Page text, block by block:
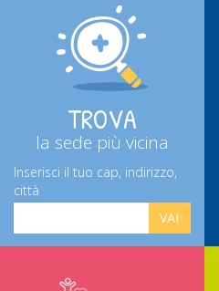
TROVA
la sede più vicina
Inserisci il tuo cap, indirizzo,
città
VAI